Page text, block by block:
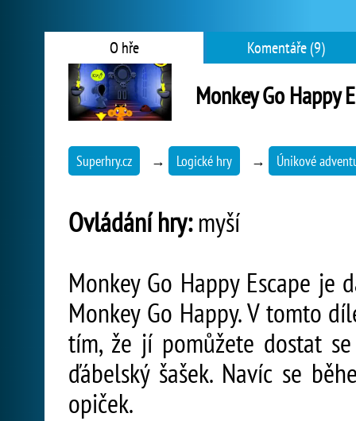
O hře Komentáře (9)
Monkey Go Happy
Superhry.cz → Logické hry → Únikové
Ovládání hry:myší
Monkey Go Happy Escape
Monkey Go Happy. V tomto
tím, že jí pomůžete dostat
ďábelský šašek. Navíc se
opiček.